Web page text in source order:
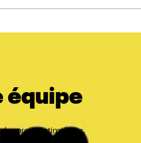
équipe
projets stimulants,